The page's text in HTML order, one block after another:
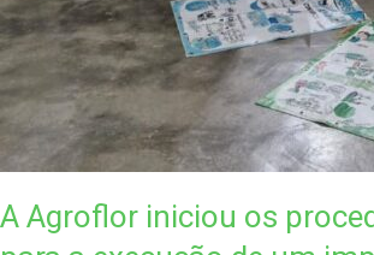
A Agroflor iniciou os